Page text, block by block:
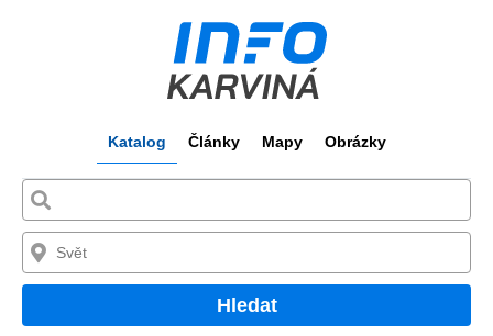
Katalog Články Mapy Obrázky
Hledat